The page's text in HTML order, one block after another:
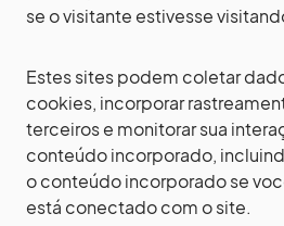
se o visitante estivesse
Estes sites podem coletar
cookies, incorporar
terceiros e monitorar sua
conteúdo incorporado,
o conteúdo incorporado se
está conectado com o site.